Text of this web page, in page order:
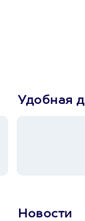
Удобная
Новости